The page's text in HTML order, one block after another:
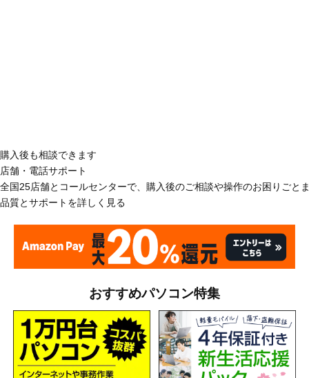
購入後も相談できます
店舗・電話サポート
全国25店舗とコールセンターで、購入後のご相談や操作のお困りごと
品質とサポートを詳しく見る
おすすめパソコン特集